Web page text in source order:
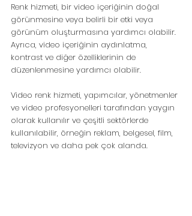
Renk hizmeti, bir video içeriğinin doğal
görünmesine veya belirli bir etki veya
görünüm oluşturmasına yardımcı olabilir.
Ayrıca, video içeriğinin aydınlatma,
kontrast ve diğer özelliklerinin de
düzenlenmesine yardımcı olabilir.
Video renk hizmeti, yapımcılar, yönetmenler
ve video profesyonelleri tarafından yaygın
olarak kullanılır ve çeşitli sektörlerde
kullanılabilir, örneğin reklam, belgesel, film,
televizyon ve daha pek çok alanda.